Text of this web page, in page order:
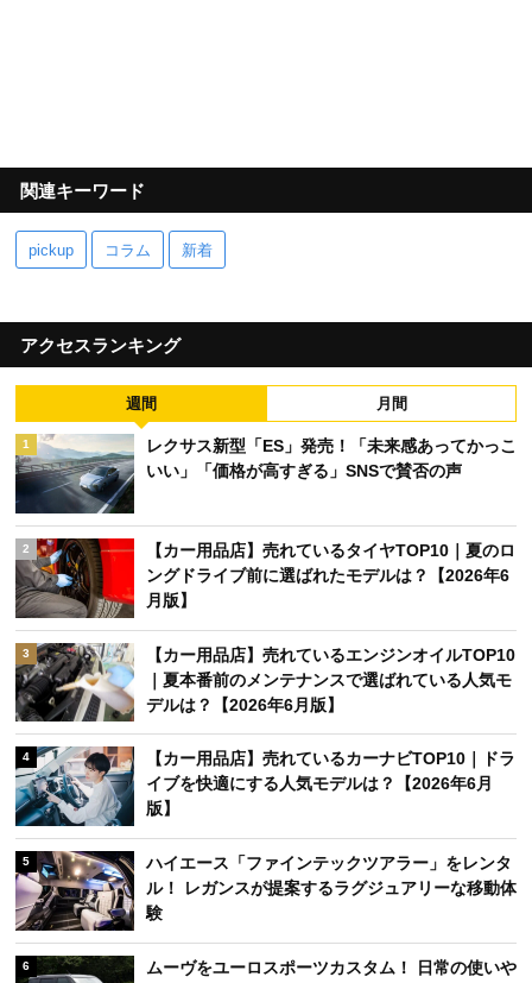
pickup コラム
アクセスランキング
1
レクサス新型「ES」発売！「未来感あってかっこ
いい」「価格が高すぎる」SNSで賛否の声
2
【カー用品店】売れているタイヤTOP10｜夏のロ
ングドライブ前に選ばれたモデルは？【2026年6
月版】
3
【カー用品店】売れているエンジンオイルTOP10
｜夏本番前のメンテナンスで選ばれている人気モ
デルは？【2026年6月版】
4
【カー用品店】売れているカーナビTOP10｜ドラ
イブを快適にする人気モデルは？【2026年6月
版】
5
ハイエース「ファインテックツアラー」をレンタ